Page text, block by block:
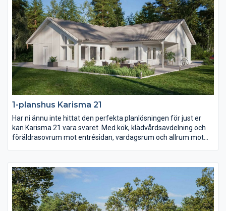
1-planshus Karisma 21
Har ni ännu inte hittat den perfekta planlösningen för just er
kan Karisma 21 vara svaret. Med kök, klädvårdsavdelning och
föräldrasovrum mot entrésidan, vardagsrum och allrum mot
ungdomssovrummen har dessutom ett eget gemensamt
badrum samt allrum.